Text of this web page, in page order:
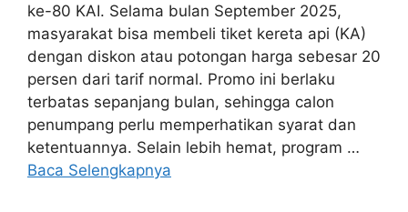
ke-80 KAI. Selama bulan September 2025,
masyarakat bisa membeli tiket kereta api (KA)
dengan diskon atau potongan harga sebesar 20
persen dari tarif normal. Promo ini berlaku
terbatas sepanjang bulan, sehingga calon
penumpang perlu memperhatikan syarat dan
ketentuannya. Selain lebih hemat, program …
Baca Selengkapnya